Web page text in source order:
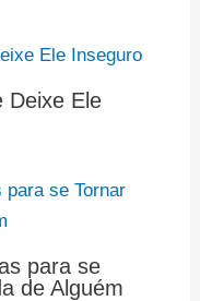
Deixe Ele
para se
de Alguém